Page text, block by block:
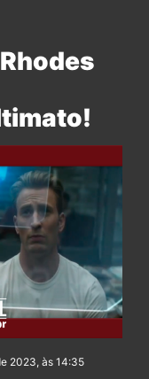
2023, às 14:35